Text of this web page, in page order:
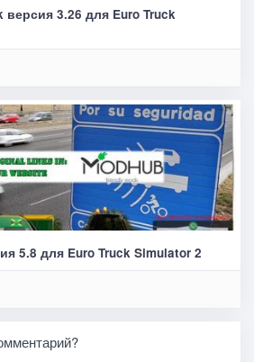
версия 3.26 для Euro Truck
5.8 для Euro Truck Simulator 2